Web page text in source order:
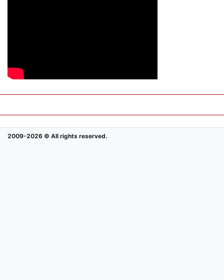
2009-2026 © All rights reserved.